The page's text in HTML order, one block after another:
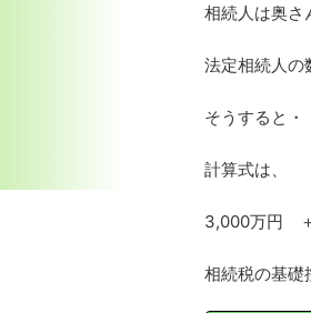
相続人は奥さ
法定相続人の
そうすると・
計算式は、
3,000万円
相続税の基礎